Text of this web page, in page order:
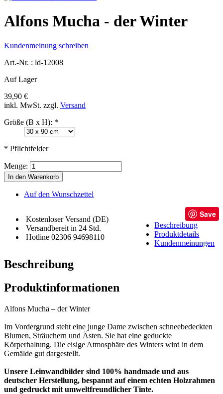
Alfons Mucha - der Winter
Kundenmeinung schreiben
Art.-Nr. : ld-12008
Auf Lager
39,90 €
inkl. MwSt. zzgl. Versand
Größe (B x H): *
* Pflichtfelder
Menge:
In den Warenkorb
Auf den Wunschzettel
Kostenloser Versand (DE)
Versandbereit in 24 Std.
Hotline 02306 94698110
Save
Beschreibung
Produktdetails
Kundenmeinungen
Beschreibung
Produktinformationen
Alfons Mucha – der Winter
Im Vordergrund steht eine junge Dame zwischen schneebedeckten
Blumen, Sträuchern und Ästen. Sie hat eine geduckte
Körperhaltung. Die eisige Atmosphäre des Winters wird in dem
Gemälde gut dargestellt.
Unsere Leinwandbilder sind 100% handmade und aus
deutscher Herstellung, bespannt auf einem echten Holzrahmen
und gedruckt mit umweltfreundlicher Tinte.